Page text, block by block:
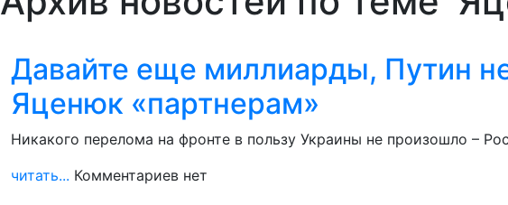
Давайте еще миллиарды, Путин
Яценюк «партнерам»
Никакого перелома на фронте в пользу Украины не произошло –
читать... Комментариев нет